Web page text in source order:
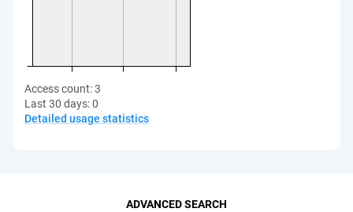
Access count:3
Last 30 days:0
Detailed usage statistics
ADVANCED SEARCH